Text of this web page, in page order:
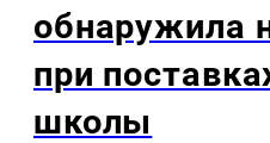
обнаружила
при
школы